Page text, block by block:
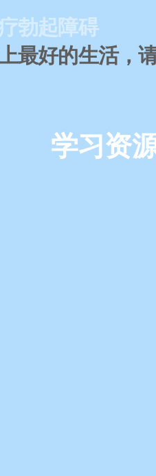
勃起障碍
最好的生活，
学习资